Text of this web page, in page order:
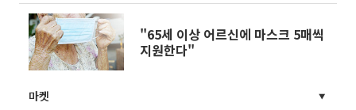
"65세 이상 어르신에 마스크 5매씩
지원한다"
마켓